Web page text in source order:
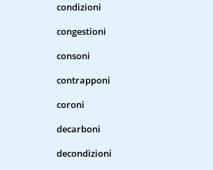
condizioni
congestioni
consoni
contrapponi
coroni
decarboni
decondizioni